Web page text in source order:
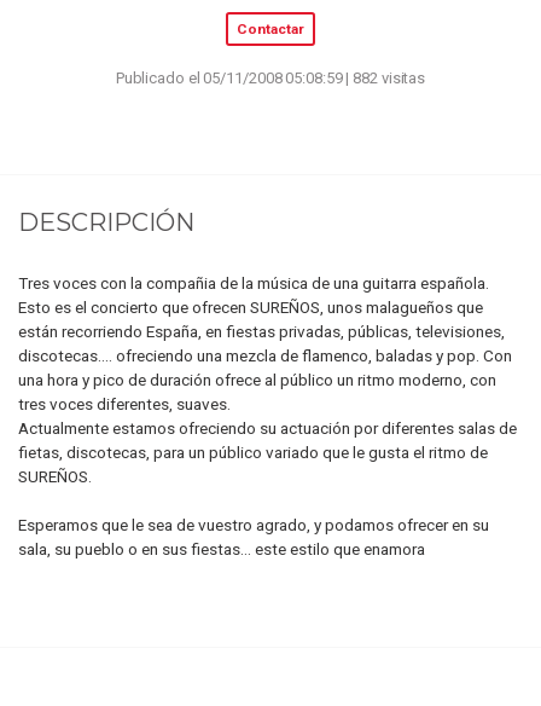
Contactar
Publicado el 05/11/2008 05:08:59 | 882 visitas
DESCRIPCIÓN
Tres voces con la compañia de la música de una guitarra española.
Esto es el concierto que ofrecen SUREÑOS, unos malagueños que
están recorriendo España, en fiestas privadas, públicas, televisiones,
discotecas.... ofreciendo una mezcla de flamenco, baladas y pop. Con
una hora y pico de duración ofrece al público un ritmo moderno, con
tres voces diferentes, suaves.
Actualmente estamos ofreciendo su actuación por diferentes salas de
fietas, discotecas, para un público variado que le gusta el ritmo de
SUREÑOS.
Esperamos que le sea de vuestro agrado, y podamos ofrecer en su
sala, su pueblo o en sus fiestas... este estilo que enamora